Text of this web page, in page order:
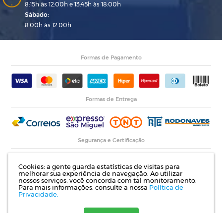
Cookies: a gente guarda estatísticas de visitas para
melhorar sua experiência de navegação. Ao utilizar
nossos serviços, você concorda com tal monitoramento.
Para mais informações, consulte a nossa Política de
Privacidade.
8:15h às 12:00h e 13:45h às 18:00h
Sábado:
8:00h às 12:00h
Formas de Pagamento
Formas de Entrega
Segurança e Certificação
Razão Social: Indupropil Indústria e Comércio Ltda | CNPJ: 00.774.194/0001-82 |